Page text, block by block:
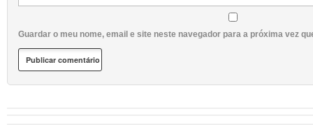
Guardar o meu nome, email e site neste navegador para a próxima vez